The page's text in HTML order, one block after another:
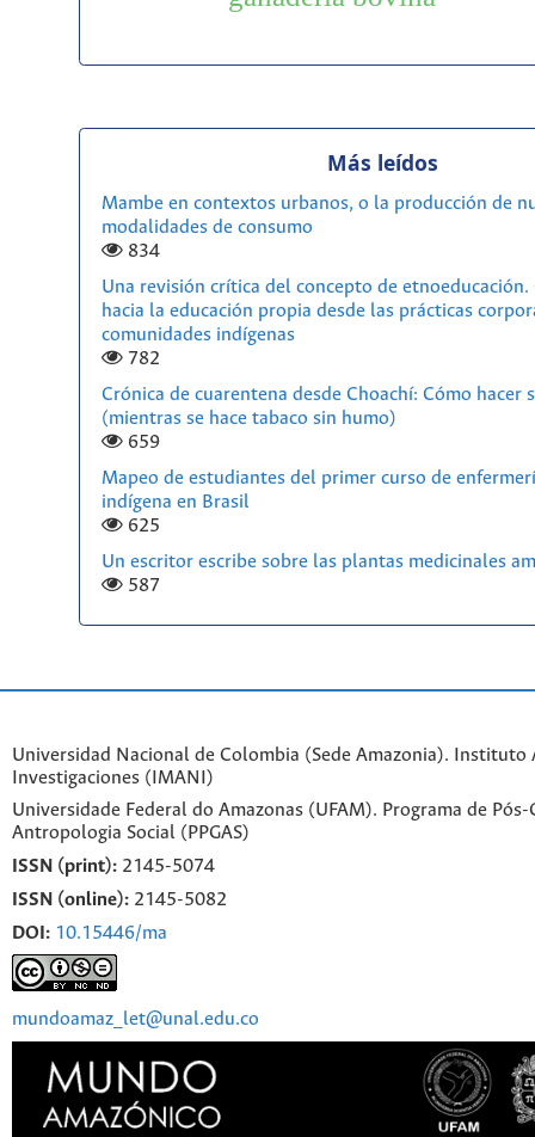
Más leídos
Mambe en contextos urbanos, o la producción de
modalidades de consumo
834
Una revisión crítica del concepto de etnoeducación.
hacia la educación propia desde las prácticas
comunidades indígenas
782
Crónica de cuarentena desde Choachí: Cómo hacer
(mientras se hace tabaco sin humo)
659
Mapeo de estudiantes del primer curso de
indígena en Brasil
625
Un escritor escribe sobre las plantas medicinales
587
Universidad Nacional de Colombia (Sede Amazonia). Instituto
Investigaciones (IMANI)
Universidade Federal do Amazonas (UFAM). Programa de Pós-
Antropologia Social (PPGAS)
ISSN (print): 2145-5074
ISSN (online): 2145-5082
DOI: 10.15446/ma
mundoamaz_let@unal.edu.co